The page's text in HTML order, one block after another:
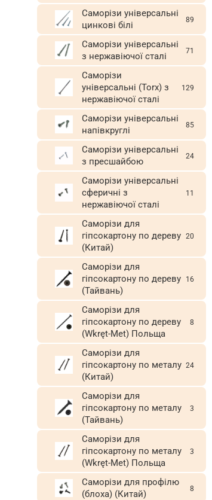
Саморізи універсальні
цинкові білі
89
Саморізи універсальні
з нержавіючої сталі
71
Саморізи
універсальні (Torx) з
нержавіючої сталі
129
Саморізи універсальні
напівкруглі
85
Саморізи універсальні
з пресшайбою
24
Саморізи універсальні
сферичні з
нержавіючої сталі
11
Саморізи для
гіпсокартону по дереву
(Китай)
20
Саморізи для
гіпсокартону по дереву
(Тайвань)
16
Саморізи для
гіпсокартону по дереву
(Wkręt-Met) Польща
8
Саморізи для
гіпсокартону по металу
(Китай)
24
Саморізи для
гіпсокартону по металу
(Тайвань)
3
Саморізи для
гіпсокартону по металу
(Wkręt-Met) Польща
3
Саморізи для профілю
(блоха) (Китай)
8